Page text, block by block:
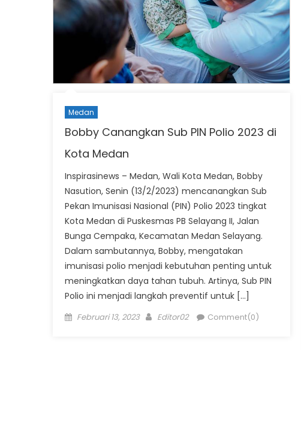
Medan
Bobby Canangkan Sub PIN Polio 2023 di
Kota Medan
Inspirasinews – Medan, Wali Kota Medan, Bobby
Nasution, Senin (13/2/2023) mencanangkan Sub
Pekan Imunisasi Nasional (PIN) Polio 2023 tingkat
Kota Medan di Puskesmas PB Selayang II, Jalan
Bunga Cempaka, Kecamatan Medan Selayang.
Dalam sambutannya, Bobby, mengatakan
imunisasi polio menjadi kebutuhan penting untuk
meningkatkan daya tahan tubuh. Artinya, Sub PIN
Polio ini menjadi langkah preventif untuk […]
Posted
Februari 13, 2023 Author
Editor02 Comment(0)